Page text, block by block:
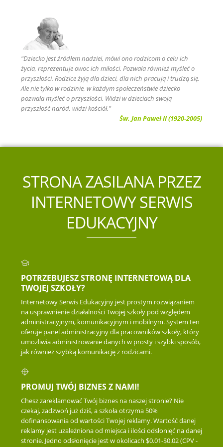
"Dziecko jest źródłem nadziei, mówi ono rodzicom o celu ich
życia, reprezentuje owoc ich miłości. Pozwala również myśleć o
przyszłości. Rodzice żyją dla dzieci, dla nich pracują i trudzą się.
Ale nie tylko w rodzinie, w każdym społeczeństwie dziecko
pozwala myśleć o przyszłości. Widzi w dzieciach swoją
przyszłość naród, widzi kościół."
Św. Jan Paweł II (1920-2005)
STRONA ZASILANA PRZEZ
INTERNETOWY SERWIS
EDUKACYJNY
POTRZEBUJESZ STRONĘ INTERNETOWĄ DLA
TWOJEJ SZKOŁY?
Internetowy Serwis Edukacyjny jest prostym rozwiązaniem
na usprawnienie działalności Twojej szkoły pod względem
administracyjnym, komunikacyjnym i mobilnym. System ten
oferuje panel administracyjny dla pracowników szkoły, który
umożliwia administrowanie danych w prosty i szybki sposób,
jak również szybką komunikację z rodzicami.
PROMUJ TWÓJ BIZNES Z NAMI!
Chesz zareklamować Twój biznes na naszej stronie? Nie
czekaj, zadzwoń już dziś, a szkoła otrzyma 50%
dofinansowania od wartości Twojej reklamy. Wartość danej
reklamy jest uzależniona od miejsca i ilości odsłonięć na danej
stronie. Jedno odsłonięcie jest w okolicach $0.01-$0.02 (CPV -